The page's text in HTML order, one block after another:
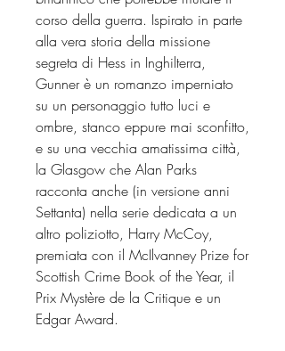
corso della guerra. Ispirato in parte
alla vera storia della missione
segreta di Hess in Inghilterra,
Gunner è un romanzo imperniato
su un personaggio tutto luci e
ombre, stanco eppure mai sconfitto,
e su una vecchia amatissima città,
la Glasgow che Alan Parks
racconta anche (in versione anni
Settanta) nella serie dedicata a un
altro poliziotto, Harry McCoy,
premiata con il McIlvanney Prize for
Scottish Crime Book of the Year, il
Prix Mystère de la Critique e un
Edgar Award.